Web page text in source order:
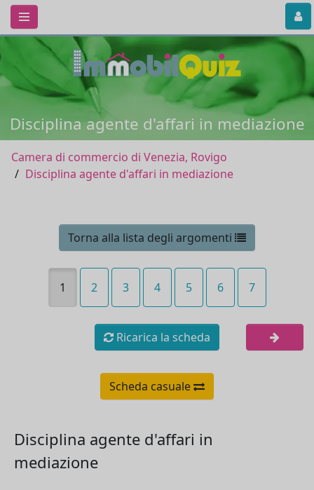
Disciplina agente d'affari in mediazione
Camera di commercio di Venezia, Rovigo
Disciplina agente d'affari in mediazione
Torna alla lista degli argomenti
1 2 3 4 5 6 7
Ricarica la scheda
Scheda casuale
Disciplina agente d'affari in
mediazione